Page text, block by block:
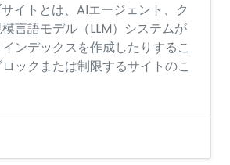
イトとは、AIエージェント、ク
言語モデル（LLM）システムが
ンデックスを作成したりするこ
ックまたは制限するサイトのこ